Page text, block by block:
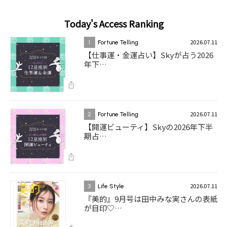
Today's Access Ranking
1 Fortune Telling 2026.07.11
【仕事運・金運占い】Skyが占う2026
年下…
2 Fortune Telling 2026.07.11
【開運ビューティ】Skyの2026年下半
期占…
3 Life Style 2026.07.11
『美的』9月号は田中みな実さんの表紙
が目印♡…